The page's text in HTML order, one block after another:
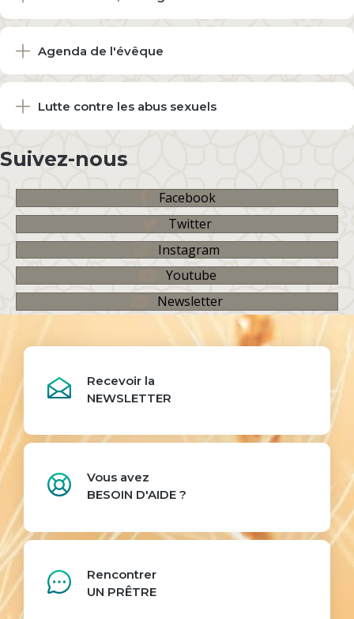
Agenda de l'évêque
Lutte contre les abus sexuels
Suivez-nous
Facebook
Twitter
Instagram
Youtube
Newsletter
Recevoir la
NEWSLETTER
Vous avez
BESOIN D'AIDE ?
Rencontrer
UN PRÊTRE